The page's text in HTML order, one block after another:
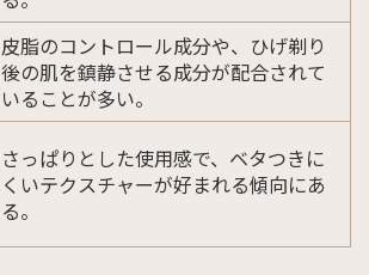
皮脂のコントロール成分や、ひげ剃り
後の肌を鎮静させる成分が配合されて
いることが多い。
さっぱりとした使用感で、ベタつきに
くいテクスチャーが好まれる傾向にあ
る。